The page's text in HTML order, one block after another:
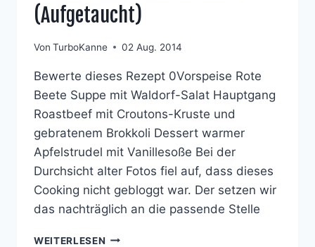
(Aufgetaucht)
Von TurboKanne 02 Aug. 2014
Bewerte dieses Rezept 0Vorspeise Rote
Beete Suppe mit Waldorf-Salat Hauptgang
Roastbeef mit Croutons-Kruste und
gebratenem Brokkoli Dessert warmer
Apfelstrudel mit Vanillesoße Bei der
Durchsicht alter Fotos fiel auf, dass dieses
Cooking nicht gebloggt war. Der setzen wir
das nachträglich an die passende Stelle
WEITERLESEN COOKING